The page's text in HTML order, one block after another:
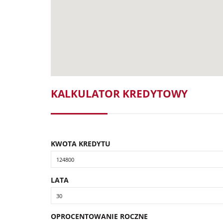
KALKULATOR KREDYTOWY
KWOTA KREDYTU
LATA
OPROCENTOWANIE ROCZNE